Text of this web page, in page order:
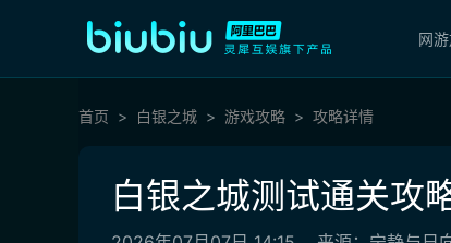
网
首页 白银之城 游戏攻略 攻略详情
白银之城测试通关攻